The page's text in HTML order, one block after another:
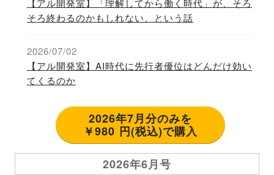
【アル開発室】「理解してから働く時代」が、そろ
そろ終わるのかもしれない、という話
2026/07/02
【アル開発室】AI時代に先行者優位はどんだけ効い
てくるのか
2026年7月分のみを
￥980 円(税込)で購入
2026年6月号